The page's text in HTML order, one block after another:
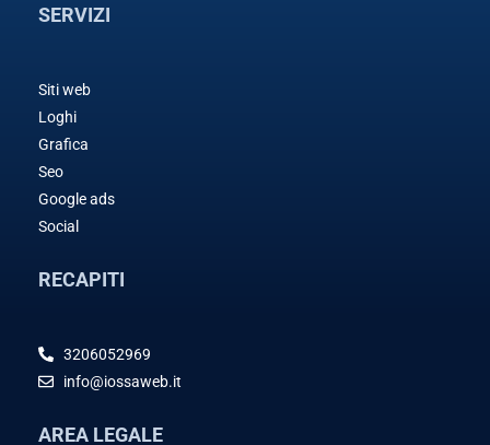
SERVIZI
Siti web
Loghi
Grafica
Seo
Google ads
Social
RECAPITI
3206052969
info@iossaweb.it
AREA LEGALE